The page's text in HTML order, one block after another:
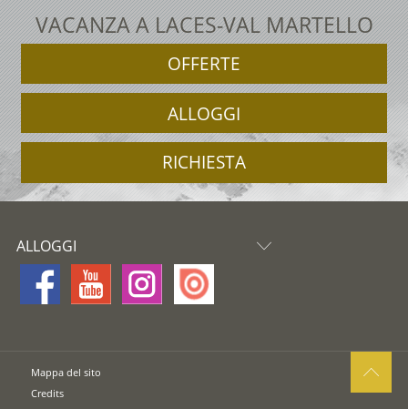
VACANZA A LACES-VAL MARTELLO
OFFERTE
ALLOGGI
RICHIESTA
ALLOGGI
Mappa del sito
Credits